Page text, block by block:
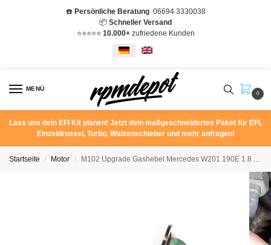
☎️ Persönliche Beratung06694 3330038
📦 Schneller Versand
⭐️⭐️⭐️⭐️⭐️ 10.000+zufriedene Kunden
MENÜ
0
Lass uns dein EFI Kit planen! Jetzt dein maßgeschneidertes Paket für EFI,
Einzeldrossel, Turbo, Walzenschieber und mehr anfragen!
Startseite / Motor / M102 Upgrade Gashebel Mercedes W201 190E 1.8 2.0 2.3 W124 Kulissenhebel A1020700420